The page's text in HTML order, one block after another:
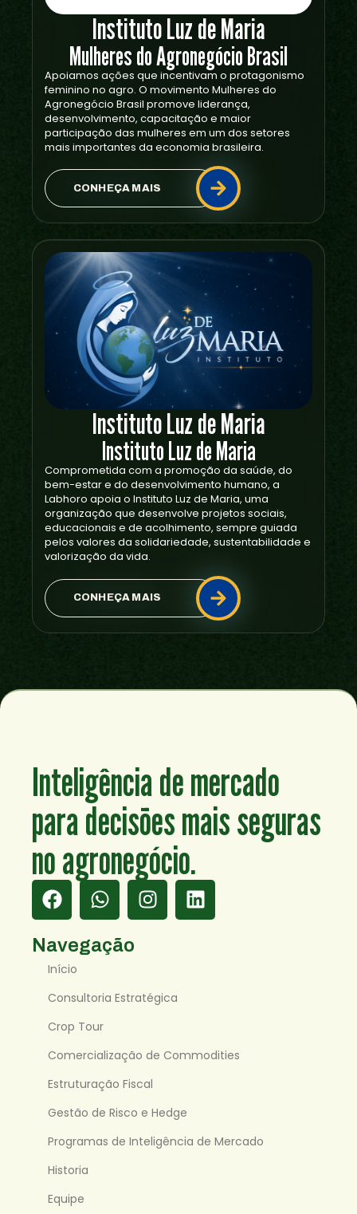
Instituto Luz de Maria
Mulheres do Agronegócio Brasil
Apoiamos ações que incentivam o protagonismo
feminino no agro. O movimento Mulheres do
Agronegócio Brasil promove liderança,
desenvolvimento, capacitação e maior
participação das mulheres em um dos setores
mais importantes da economia brasileira.
CONHEÇA MAIS
Instituto Luz de Maria
Instituto Luz de Maria
Comprometida com a promoção da saúde, do
bem-estar e do desenvolvimento humano, a
Labhoro apoia o Instituto Luz de Maria, uma
organização que desenvolve projetos sociais,
educacionais e de acolhimento, sempre guiada
pelos valores da solidariedade, sustentabilidade e
valorização da vida.
CONHEÇA MAIS
Inteligência de mercado
para decisões mais seguras
no agronegócio.
Navegação
Início
Consultoria Estratégica
Crop Tour
Comercialização de Commodities
Estruturação Fiscal
Gestão de Risco e Hedge
Programas de Inteligência de Mercado
Historia
Equipe